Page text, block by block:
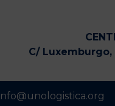
C/ Luxemburgo,